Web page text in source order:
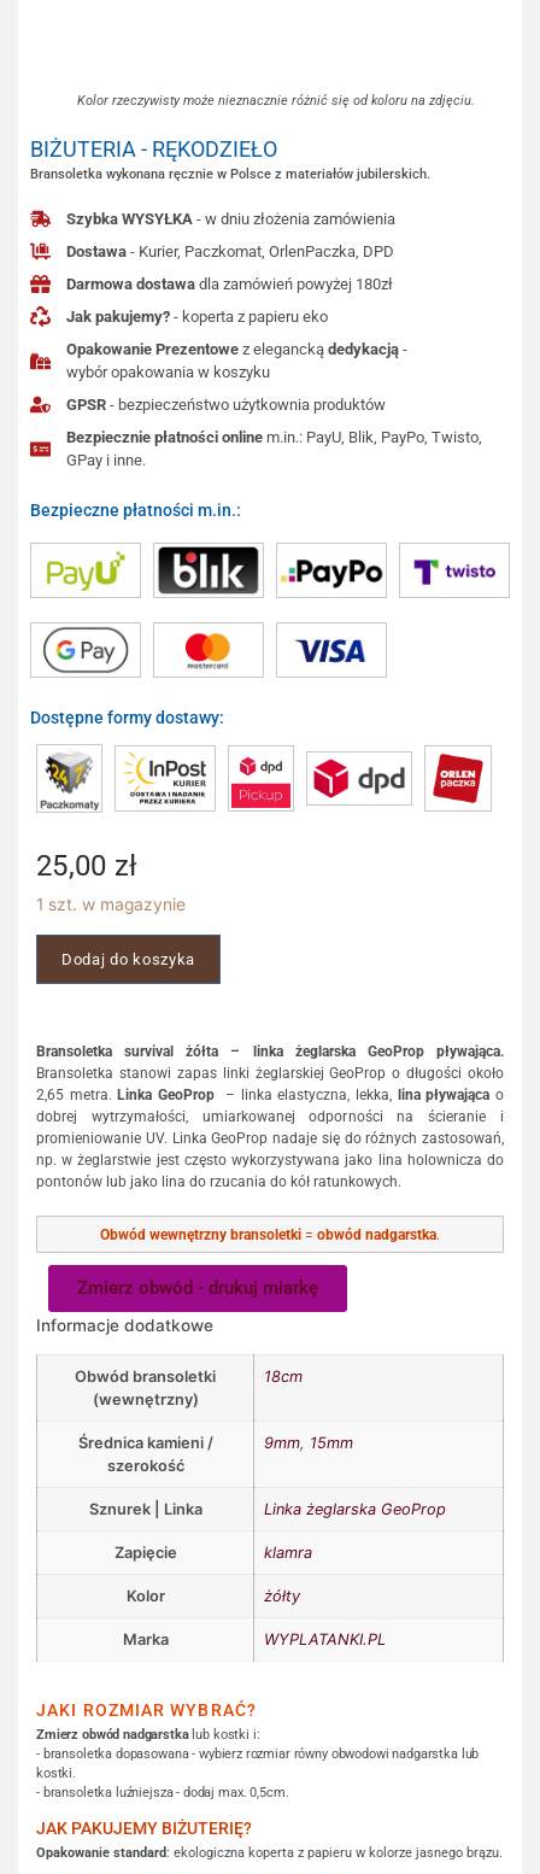
Kolor rzeczywisty może nieznacznie różnić się od koloru na zdjęciu.
BIŻUTERIA - RĘKODZIEŁO
Bransoletka wykonana ręcznie w Polsce z materiałów jubilerskich.
Szybka WYSYŁKA - w dniu złożenia zamówienia
Dostawa - Kurier, Paczkomat, OrlenPaczka, DPD
Darmowa dostawa dla zamówień powyżej 180zł
Jak pakujemy? - koperta z papieru eko
Opakowanie Prezentowe z eleganckądedykacją -
wybór opakowania w koszyku
GPSR - bezpieczeństwo użytkownia produktów
Bezpiecznie płatności online m.in.: PayU, Blik, PayPo, Twisto,
GPay i inne.
Bezpieczne płatności m.in.:
Dostępne formy dostawy:
25,00 zł
1 szt. w magazynie
Dodaj do koszyka
Bransoletka survival żółta – linka żeglarska GeoProp pływająca.
Bransoletka stanowi zapas linki żeglarskiej GeoProp o długości około
2,65 metra.Linka GeoProp– linka elastyczna, lekka, lina pływająca o
dobrej wytrzymałości, umiarkowanej odporności na ścieranie i
promieniowanie UV. Linka GeoProp nadaje się do różnych zastosowań,
np. w żeglarstwie jest często wykorzystywana jako lina holownicza do
pontonów lub jako lina do rzucania do kół ratunkowych.
Obwód wewnętrzny bransoletki = obwód nadgarstka.
Zmierz obwód - drukuj miarkę
Informacje dodatkowe
Obwód bransoletki
(wewnętrzny)
18cm
Średnica kamieni /
szerokość
9mm, 15mm
Sznurek | Linka Linka żeglarska GeoProp
Zapięcie klamra
Kolor żółty
Marka WYPLATANKI.PL
JAKI ROZMIAR WYBRAĆ?
Zmierz obwód nadgarstkalub kostki i:
- bransoletka dopasowana - wybierz rozmiar równy obwodowi nadgarstka lub
kostki.
- bransoletka luźniejsza - dodaj max. 0,5cm.
JAK PAKUJEMY BIŻUTERIĘ?
Opakowanie standard: ekologiczna koperta z papieru w kolorze jasnego brązu.